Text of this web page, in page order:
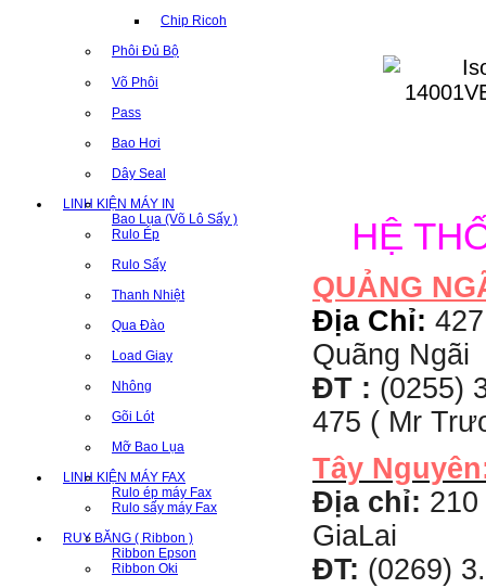
Chip Ricoh
Phôi Đủ Bộ
Võ Phôi
Pass
Bao Hơi
Dây Seal
LINH KIỆN MÁY IN
Bao Lụa (Võ Lô Sấy )
Rulo Ép
Rulo Sấy
Thanh Nhiệt
Qua Đào
Load Giay
Nhông
Gõi Lót
Mỡ Bao Lụa
LINH KIỆN MÁY FAX
Rulo ép máy Fax
Rulo sấy máy Fax
RUY BĂNG ( Ribbon )
Ribbon Epson
Ribbon Oki
HỆ
QUẢNG
Địa Chỉ:
Quãng Ngãi
ĐT : (0255)
475 ( Mr
Tây
Địa chỉ:
GiaLai
ĐT: (0269)